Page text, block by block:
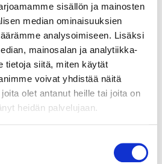
sisällön ja mainosten
median ominaisuuksien
analysoimiseen. Lisäksi
mainosalan ja analytiikka-
tietoja siitä, miten käytät
voivat yhdistää näitä
olet antanut heille tai joita on
heidän palvelujaan.
tulee olla lajissa jo pitkä
Tunnit etenevät nopeassa
kykyä myös omatoimiseen
on tärkeä osa harjoituksia.
erilaisia ilmaisu- ja
esiintyvät opiston
sekä voivat myös osallistua
ennen ilmoittautumista tunnin
pääsääntöisesti, että